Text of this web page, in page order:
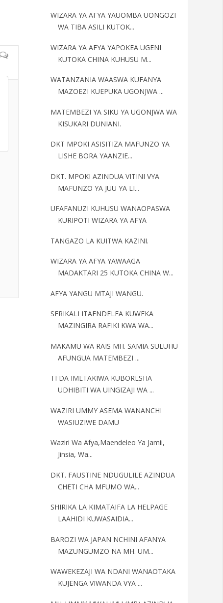
WIZARA YA AFYA YAUOMBA UONGOZI
WA TIBA ASILI KUTOK...
WIZARA YA AFYA YAPOKEA UGENI
KUTOKA CHINA KUHUSU M...
WATANZANIA WAASWA KUFANYA
MAZOEZI KUEPUKA UGONJWA ...
MATEMBEZI YA SIKU YA UGONJWA WA
KISUKARI DUNIANI.
DKT MPOKI ASISITIZA MAFUNZO YA
LISHE BORA YAANZIE...
DKT. MPOKI AZINDUA VITINI VYA
MAFUNZO YA JUU YA LI...
UFAFANUZI KUHUSU WANAOPASWA
KURIPOTI WIZARA YA AFYA
TANGAZO LA KUITWA KAZINI.
WIZARA YA AFYA YAWAAGA
MADAKTARI 25 KUTOKA CHINA W...
AFYA YANGU MTAJI WANGU.
SERIKALI ITAENDELEA KUWEKA
MAZINGIRA RAFIKI KWA WA...
MAKAMU WA RAIS MH. SAMIA SULUHU
AFUNGUA MATEMBEZI ...
TFDA IMETAKIWA KUBORESHA
UDHIBITI WA UINGIZAJI WA ...
WAZIRI UMMY ASEMA WANANCHI
WASIUZIWE DAMU
Waziri Wa Afya,Maendeleo Ya Jamii,
Jinsia, Wa...
DKT. FAUSTINE NDUGULILE AZINDUA
CHETI CHA MFUMO WA...
SHIRIKA LA KIMATAIFA LA HELPAGE
LAAHIDI KUWASAIDIA...
BAROZI WA JAPAN NCHINI AFANYA
MAZUNGUMZO NA MH. UM...
WAWEKEZAJI WA NDANI WANAOTAKA
KUJENGA VIWANDA VYA ...